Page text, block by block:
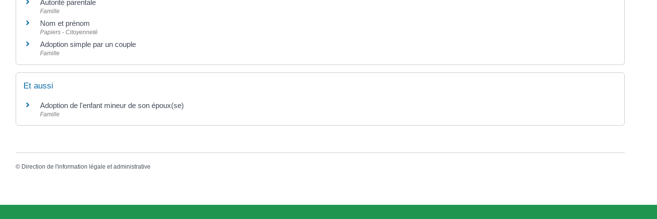
Autorité parentale
Famille
Nom et prénom
Papiers - Citoyenneté
Adoption simple par un couple
Famille
Et aussi
Adoption de l'enfant mineur de son époux(se)
Famille
© Direction de l'information légale et administrative